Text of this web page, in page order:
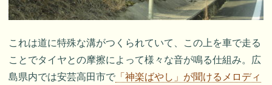
これは道に特殊な溝がつくられていて、この上を車で走る
ことでタイヤとの摩擦によって様々な音が鳴る仕組み。広
島県内では安芸高田市で 「神楽ばやし」が聞けるメロディ